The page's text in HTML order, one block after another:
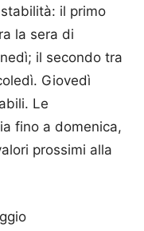
il primo
la sera di
il secondo tra
Giovedì
Le
fino a domenica,
prossimi alla